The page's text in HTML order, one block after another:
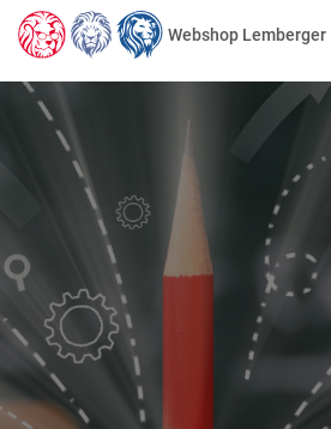
Webshop Lemberger